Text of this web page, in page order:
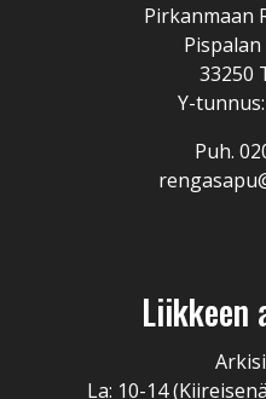
Pirkanmaan
33250
Y-
Puh.
Liikkeen
La: 10-14